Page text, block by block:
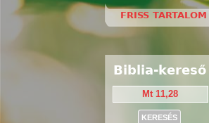
FRISS TARTALOM
Biblia-kereső